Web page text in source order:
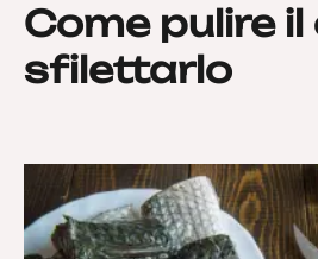
Come pulire
sfilettarlo